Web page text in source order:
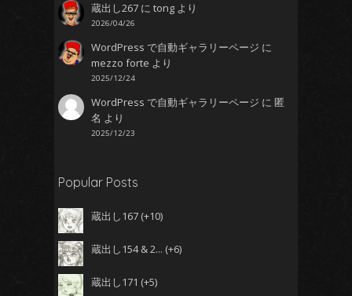
蔵出し267 にtong より
2026/04/26
WordPress で自動ギャラリーページ に
mezzo forte より
2025/12/24
WordPress で自動ギャラリーページ に匿
名 より
2025/12/23
Popular Posts
蔵出し167 +10
蔵出し154 & 2... +6
蔵出し171 +5